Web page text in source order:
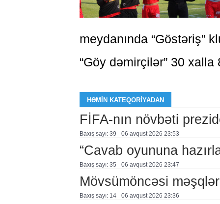
meydanında “Göstəriş”
“Göy dəmirçilər” 30 xalla
HƏMIN KATEQORIYADAN
FİFA-nın növbəti
Baxış sayı: 39 06 avqust 2026 23:53
“Cavab oyununa
Baxış sayı: 35 06 avqust 2026 23:47
Mövsümöncəsi
Baxış sayı: 14 06 avqust 2026 23:36